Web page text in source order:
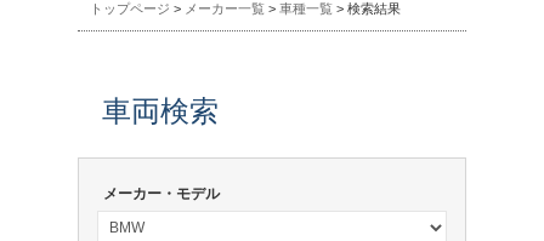
トップページ > メーカー一覧 > 車種一覧 > 検索結果
車両検索
メーカー・モデル